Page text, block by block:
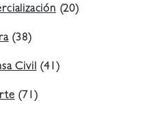
(20)
(38)
Civil(41)
(71)